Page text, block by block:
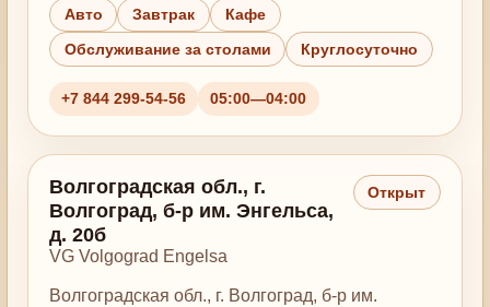
Авто Завтрак Кафе
Обслуживание за столами Круглосуточно
+7 844 299-54-56 05:00—04:00
Волгоградская обл., г.
Волгоград, б-р им. Энгельса,
д. 20б
VG Volgograd Engelsa
Открыт
Волгоградская обл., г. Волгоград, б-р им.